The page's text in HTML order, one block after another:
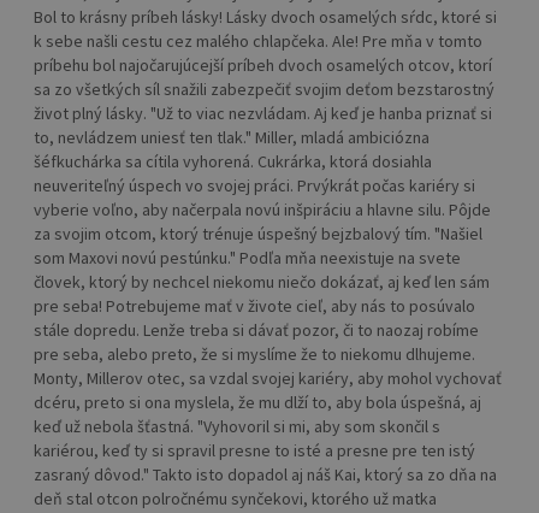
Bol to krásny príbeh lásky! Lásky dvoch osamelých sŕdc, ktoré si
k sebe našli cestu cez malého chlapčeka. Ale! Pre mňa v tomto
príbehu bol najočarujúcejší príbeh dvoch osamelých otcov, ktorí
sa zo všetkých síl snažili zabezpečiť svojim deťom bezstarostný
život plný lásky. "Už to viac nezvládam. Aj keď je hanba priznať si
to, nevládzem uniesť ten tlak." Miller, mladá ambiciózna
šéfkuchárka sa cítila vyhorená. Cukrárka, ktorá dosiahla
neuveriteľný úspech vo svojej práci. Prvýkrát počas kariéry si
vyberie voľno, aby načerpala novú inšpiráciu a hlavne silu. Pôjde
za svojim otcom, ktorý trénuje úspešný bejzbalový tím. "Našiel
som Maxovi novú pestúnku." Podľa mňa neexistuje na svete
človek, ktorý by nechcel niekomu niečo dokázať, aj keď len sám
pre seba! Potrebujeme mať v živote cieľ, aby nás to posúvalo
stále dopredu. Lenže treba si dávať pozor, či to naozaj robíme
pre seba, alebo preto, že si myslíme že to niekomu dlhujeme.
Monty, Millerov otec, sa vzdal svojej kariéry, aby mohol vychovať
dcéru, preto si ona myslela, že mu dlží to, aby bola úspešná, aj
keď už nebola šťastná. "Vyhovoril si mi, aby som skončil s
kariérou, keď ty si spravil presne to isté a presne pre ten istý
zasraný dôvod." Takto isto dopadol aj náš Kai, ktorý sa zo dňa na
deň stal otcon polročnému synčekovi, ktorého už matka